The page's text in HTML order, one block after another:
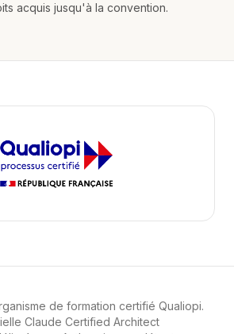
acquis jusqu'à la convention.
de formation certifié Qualiopi.
Claude Certified Architect